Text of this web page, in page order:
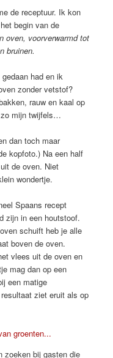
de receptuur. Ik kon
begin van de
oven, voorverwarmd tot
bruinen.
had en ik
zonder vetstof?
rauw en kaal op
mijn twijfels…
dan toch maar
kopfoto.) Na een half
de oven. Niet
wondertje.
Spaans recept
zijn in een houtstoof.
schuift heb je alle
boven de oven.
vlees uit de oven en
mag dan op een
een matige
ziet eruit als op
zoeken bij gasten die